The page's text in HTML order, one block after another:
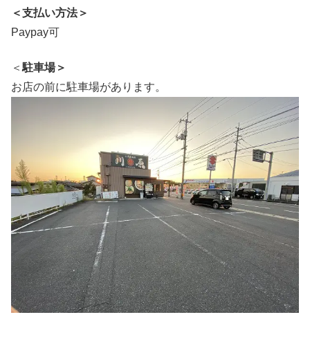
＜支払い方法＞
Paypay可
＜ 駐車場＞
お店の前に駐車場があります。